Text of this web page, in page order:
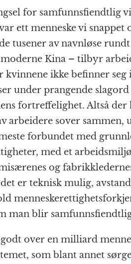
for samfunnsfiendtlig
ett menneske vi snappet
tusener av navnløse
Kina – tilbyr
ikke befinner seg
under prangende
fortreffelighet. Altså der
arbeidere sover sammen,
forbundet med
med et
og
er teknisk mulig,
man blir
over en milliard
som blant annet